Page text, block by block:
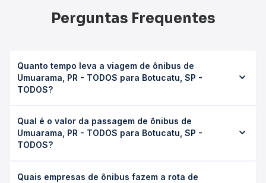
Perguntas Frequentes
Quanto tempo leva a viagem de ônibus de
Umuarama, PR - TODOS para Botucatu, SP -
TODOS?
Botucatu, SP - TODOS leva em média 15h 20min, podendo
variar conforme a viação, o tipo de serviço (convencional,
executivo ou leito) e as condições de tráfego. Na Quero
Qual é o valor da passagem de ônibus de
Umuarama, PR - TODOS para Botucatu, SP -
TODOS?
TODOS para Botucatu, SP - TODOS custa em média R$
Quais empresas de ônibus fazem a rota de